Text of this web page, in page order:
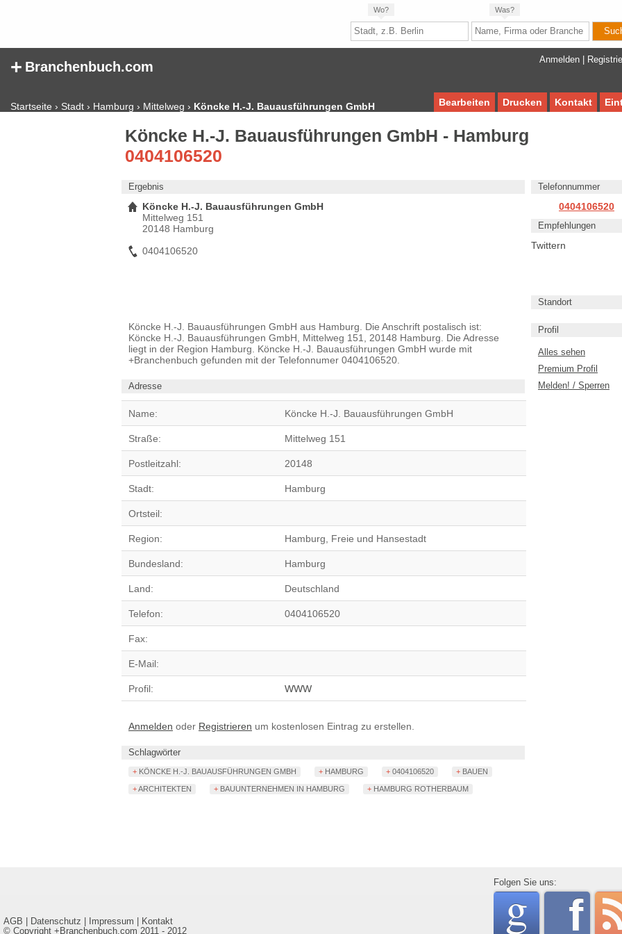
Wo? Was?
Anmelden
+ Branchenbuch.com
Startseite › Stadt › Hamburg › Mittelweg › Köncke H.-J. Bauausführungen GmbH Kontakt
Drucken
Bearbeiten
Köncke H.-J. Bauausführungen GmbH - Hamburg
0404106520
Ergebnis
Köncke H.-J. Bauausführungen GmbH
Mittelweg 151
20148 Hamburg
0404106520
Köncke H.-J. Bauausführungen GmbH aus Hamburg. Die Anschrift postalisch ist:
Köncke H.-J. Bauausführungen GmbH, Mittelweg 151, 20148 Hamburg. Die Adresse
liegt in der Region Hamburg. Köncke H.-J. Bauausführungen GmbH wurde mit
+Branchenbuch gefunden mit der Telefonnumer 0404106520.
Adresse
Name: Köncke H.-J. Bauausführungen GmbH
Straße: Mittelweg 151
Postleitzahl: 20148
Stadt: Hamburg
Ortsteil:
Region: Hamburg, Freie und Hansestadt
Bundesland: Hamburg
Land: Deutschland
Telefon: 0404106520
Fax:
E-Mail:
Profil: WWW
Anmelden oder Registrieren um kostenlosen Eintrag zu erstellen.
Schlagwörter
+ KÖNCKE H.-J. BAUAUSFÜHRUNGEN GMBH + HAMBURG + 0404106520 + BAUEN
+ ARCHITEKTEN + BAUUNTERNEHMEN IN HAMBURG + HAMBURG ROTHERBAUM
Telefonnummer
0404106520
Empfehlungen
Twittern
Standort
Profil
Alles sehen
Premium Profil
Melden! / Sperren
AGB Datenschutz Impressum
Kontakt
© Copyright +Branchenbuch.com 2011 - 2012
Folgen Sie uns:
rss